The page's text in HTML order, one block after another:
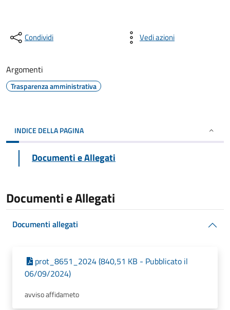
Condividi Vedi azioni
Argomenti
Trasparenza amministrativa
INDICE DELLA PAGINA
Documenti e Allegati
Documenti e Allegati
Documenti allegati
prot_8651_2024 (840,51 KB - Pubblicato il
06/09/2024)
avviso affidameto